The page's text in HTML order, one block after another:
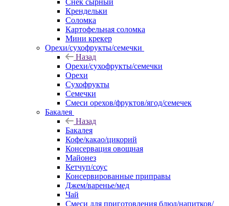
Снек сырный
Крендельки
Соломка
Картофельная соломка
Мини крекер
Орехи/сухофрукты/семечки
Назад
Орехи/сухофрукты/семечки
Орехи
Сухофрукты
Семечки
Смеси орехов/фруктов/ягод/семечек
Бакалея
Назад
Бакалея
Кофе/какао/цикорий
Консервация овощная
Майонез
Кетчуп/соус
Консервированные приправы
Джем/варенье/мед
Чай
Смеси для приготовления блюд/напитков/